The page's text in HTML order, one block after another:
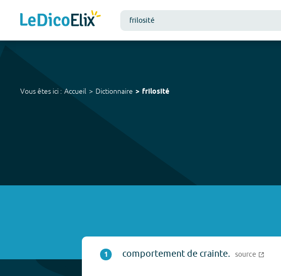
Vous êtes ici : Accueil Dictionnaire frilosité
1 comportement de crainte. source